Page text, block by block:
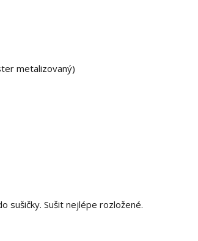
metalizovaný)
sušičky. Sušit nejlépe rozložené.